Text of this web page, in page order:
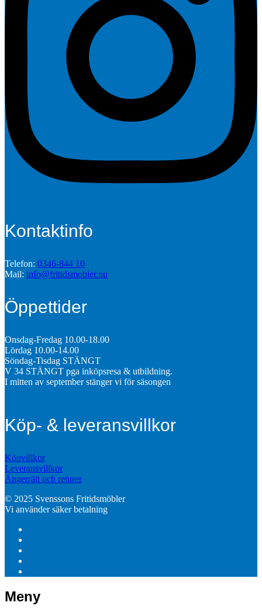
Kontaktinfo
Telefon: 0346-844 10
Mail: info@fritidsmobler.nu
Öppettider
Onsdag-Fredag 10.00-18.00
Lördag 10.00-14.00
Söndag-Tisdag STÄNGT
V 34 STÄNGT pga inköpsresa & utbildning.
I mitten av september stänger vi för säsongen
Köp- & leveransvillkor
Köpvillkor
Leveransvillkor
Ångerrätt och returer
© 2025 Svenssons Fritidsmöbler
Vi använder säker betalning
Meny